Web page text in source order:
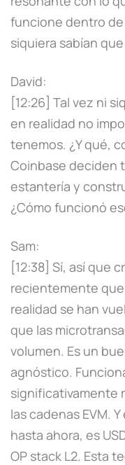
funcione dentro
siquiera sabían
David:
[12:26] Tal vez ni
en realidad no
tenemos. ¿Y qué,
Coinbase deciden
estantería y
¿Cómo funcionó
Sam:
[12:38] Sí, así que
recientemente
realidad se han
que las
volumen. Es un
agnóstico.
significativamente
las cadenas EVM.
hasta ahora, es
OP stack L2. Esta